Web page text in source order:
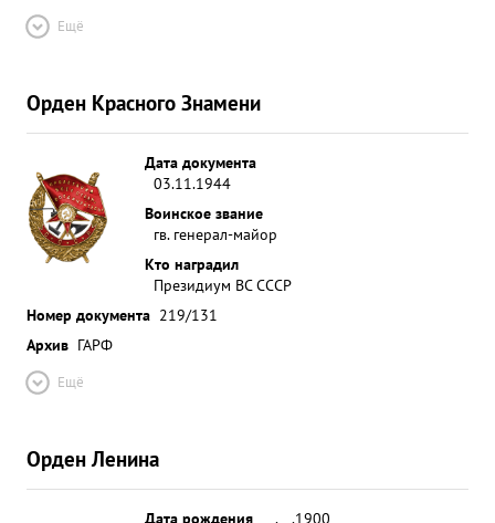
Ещё
Орден Красного Знамени
Дата документа
03.11.1944
Воинское звание
гв. генерал-майор
Кто наградил
Президиум ВС СССР
Номер документа 219/131
Архив ГАРФ
Ещё
Орден Ленина
Дата рождения __.__.1900